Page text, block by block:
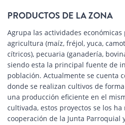
PRODUCTOS DE LA ZONA
Agrupa las actividades
agricultura (maíz, fréjol, yuca,
cítricos), pecuaria (ganadería,
siendo esta la principal fuente de
población. Actualmente se cuenta
donde se realizan cultivos de
una producción eficiente en el
cultivada, estos proyectos se los ha
cooperación de la Junta Parroquial